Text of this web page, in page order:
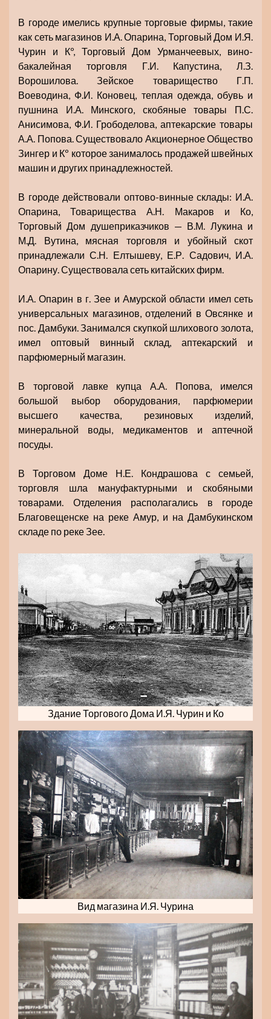
В городе имелись крупные торговые фирмы, такие
как сеть магазинов И.А. Опарина, Торговый Дом И.Я.
Чурин и Кº, Торговый Дом Урманчеевых, вино-
бакалейная торговля Г.И. Капустина, Л.З.
Ворошилова. Зейское товарищество Г.П.
Воеводина, Ф.И. Коновец, теплая одежда, обувь и
пушнина И.А. Минского, скобяные товары П.С.
Анисимова, Ф.И. Грободелова, аптекарские товары
А.А. Попова. Существовало Акционерное Общество
Зингер и Кº которое занималось продажей швейных
машин и других принадлежностей.
В городе действовали оптово-винные склады: И.А.
Опарина, Товарищества А.Н. Макаров и Ко,
Торговый Дом душеприказчиков — В.М. Лукина и
М.Д. Вутина, мясная торговля и убойный скот
принадлежали С.Н. Елтышеву, Е.Р. Садович, И.А.
Опарину. Существовала сеть китайских фирм.
И.А. Опарин в г. Зее и Амурской области имел сеть
универсальных магазинов, отделений в Овсянке и
пос. Дамбуки. Занимался скупкой шлихового золота,
имел оптовый винный склад, аптекарский и
парфюмерный магазин.
В торговой лавке купца А.А. Попова, имелся
большой выбор оборудования, парфюмерии
высшего качества, резиновых изделий,
минеральной воды, медикаментов и аптечной
посуды.
В Торговом Доме Н.Е. Кондрашова с семьей,
торговля шла мануфактурными и скобяными
товарами. Отделения располагались в городе
Благовещенске на реке Амур, и на Дамбукинском
складе по реке Зее.
Здание Торгового Дома И.Я. Чурин и Ко
Вид магазина И.Я. Чурина